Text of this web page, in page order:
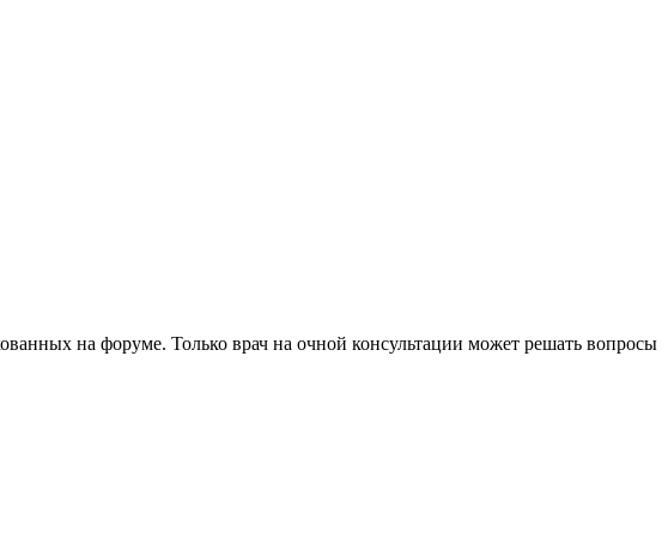
на форуме. Только врач на очной консультации может решать вопросы